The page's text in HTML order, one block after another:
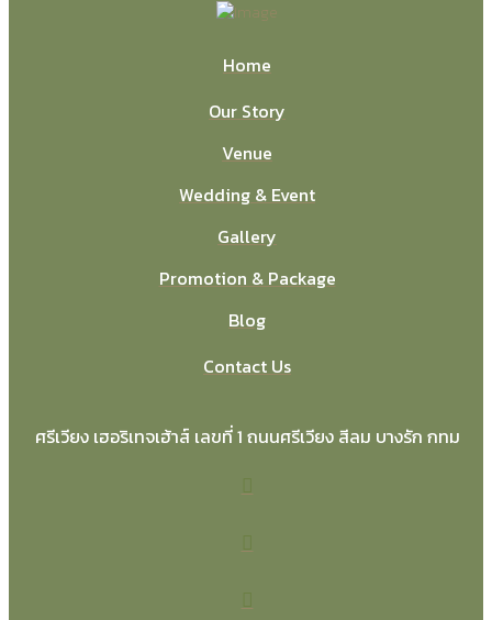
Home
Our Story
Venue
Wedding & Event
Gallery
Promotion & Package
Blog
Contact Us
ศรีเวียง เฮอริเทจเฮ้าส์ เลขที่ 1 ถนนศรีเวียง สีลม บางรัก กทม